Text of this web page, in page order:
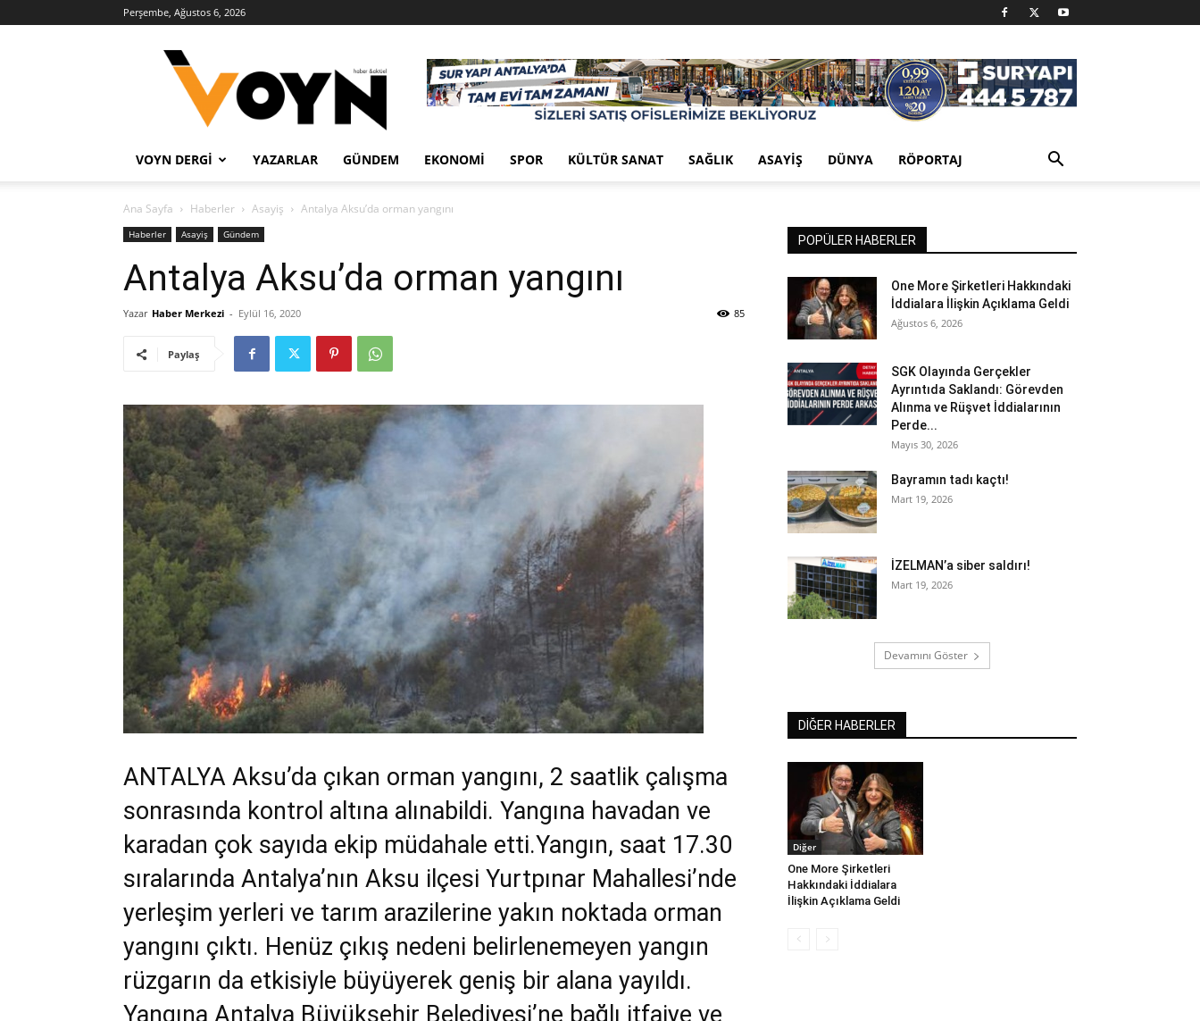
Perşembe, Ağustos 6, 2026
Haber
VOYN DERGI YAZARLAR GÜNDEM EKONOMI SPOR KÜLTÜR SANAT SAĞLIK ASAYIŞ DÜNYA RÖPORTAJ
Ana Sayfa Haberler Asayiş Antalya Aksu’da orman yangını
Haberler Asayiş Gündem
Antalya Aksu’da orman yangını
Yazar Haber Merkezi - Eylül 16, 2020 85
Paylaş
ANTALYA Aksu’da çıkan orman yangını, 2 saatlik çalışma
sonrasında kontrol altına alınabildi. Yangına havadan ve
karadan çok sayıda ekip müdahale etti.Yangın, saat 17.30
sıralarında Antalya’nın Aksu ilçesi Yurtpınar Mahallesi’nde
yerleşim yerleri ve tarım arazilerine yakın noktada orman
yangını çıktı. Henüz çıkış nedeni belirlenemeyen yangın
rüzgarın da etkisiyle büyüyerek geniş bir alana yayıldı.
Yangına Antalya Büyükşehir Belediyesi’ne bağlı itfaiye ve
POPÜLER HABERLER
One More Şirketleri Hakkındaki
İddialara İlişkin Açıklama Geldi
Ağustos 6, 2026
SGK Olayında Gerçekler
Ayrıntıda Saklandı: Görevden
Alınma ve Rüşvet İddialarının
Perde...
Mayıs 30, 2026
Bayramın tadı kaçtı!
Mart 19, 2026
İZELMAN’a siber saldırı!
Mart 19, 2026
Devamını Göster
DİĞER HABERLER
Diğer
One More Şirketleri
Hakkındaki İddialara
İlişkin Açıklama Geldi